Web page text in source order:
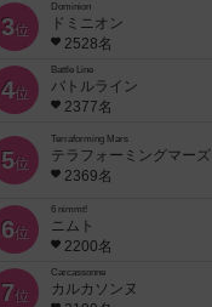
3位
Dominion
ドミニオン
2528名
4位
Battle Line
バトルライン
2377名
5位
Terraforming Mars
テラフォーミングマーズ
2369名
6位
6 nimmt!
ニムト
2200名
7位
Carcassonne
カルカソンヌ